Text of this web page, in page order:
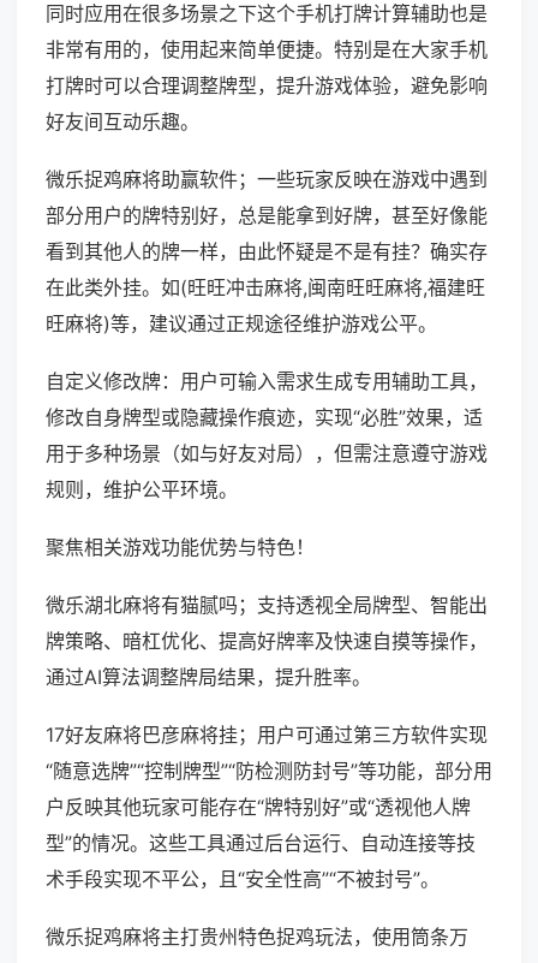
同时应用在很多场景之下这个手机打牌计算辅助也是
非常有用的，使用起来简单便捷。特别是在大家手机
打牌时可以合理调整牌型，提升游戏体验，避免影响
好友间互动乐趣。
微乐捉鸡麻将助赢软件；一些玩家反映在游戏中遇到
部分用户的牌特别好，总是能拿到好牌，甚至好像能
看到其他人的牌一样，由此怀疑是不是有挂？确实存
在此类外挂。如(旺旺冲击麻将,闽南旺旺麻将,福建旺
旺麻将)等，建议通过正规途径维护游戏公平。
自定义修改牌：用户可输入需求生成专用辅助工具，
修改自身牌型或隐藏操作痕迹，实现“必胜”效果，适
用于多种场景（如与好友对局），但需注意遵守游戏
规则，维护公平环境。
聚焦相关游戏功能优势与特色！
微乐湖北麻将有猫腻吗；支持透视全局牌型、智能出
牌策略、暗杠优化、提高好牌率及快速自摸等操作，
通过AI算法调整牌局结果，提升胜率。
17好友麻将巴彦麻将挂；用户可通过第三方软件实现
“随意选牌”“控制牌型”“防检测防封号”等功能，部分用
户反映其他玩家可能存在“牌特别好”或“透视他人牌
型”的情况。这些工具通过后台运行、自动连接等技
术手段实现不平公，且“安全性高”“不被封号”。
微乐捉鸡麻将主打贵州特色捉鸡玩法，使用筒条万